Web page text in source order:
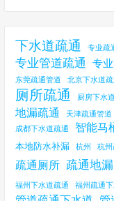
下水道疏通 专业疏
专业管道疏通 专
东莞疏通管道 北京下水道疏
厕所疏通 厨房下水
地漏疏通 天津疏通管道
成都下水道疏通
智能马
本地防水补漏 杭州 杭州
疏通厕所 疏通地漏
福州下水道疏通 福州疏通